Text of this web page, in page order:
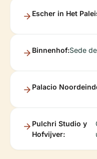
Escher in Het
Binnenhof:Sede
Palacio
Pulchri Studio y
Hofvijver: